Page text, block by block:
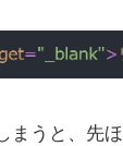
まうと、先